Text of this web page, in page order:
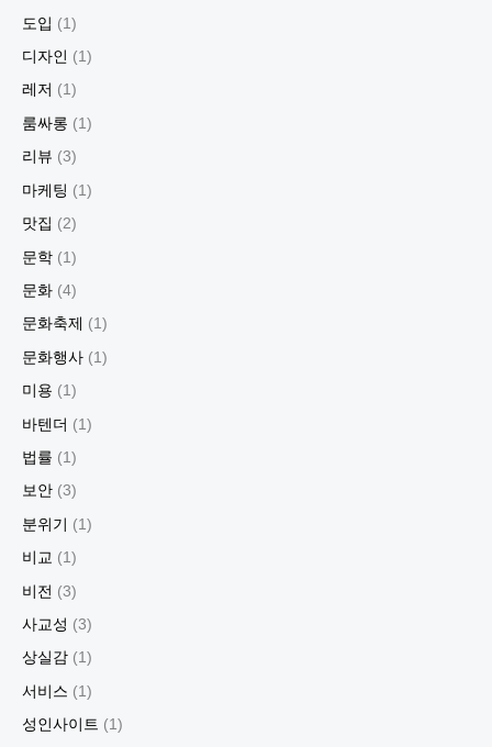
도입 (1)
디자인 (1)
레저 (1)
룸싸롱 (1)
리뷰 (3)
마케팅 (1)
맛집 (2)
문학 (1)
문화 (4)
문화축제 (1)
문화행사 (1)
미용 (1)
바텐더 (1)
법률 (1)
보안 (3)
분위기 (1)
비교 (1)
비전 (3)
사교성 (3)
상실감 (1)
서비스 (1)
성인사이트 (1)